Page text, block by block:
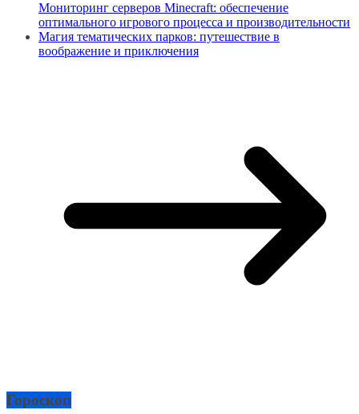
Мониторинг серверов Minecraft: обеспечение
оптимального игрового процесса и производительности
Магия тематических парков: путешествие в
воображение и приключения
Гороскоп